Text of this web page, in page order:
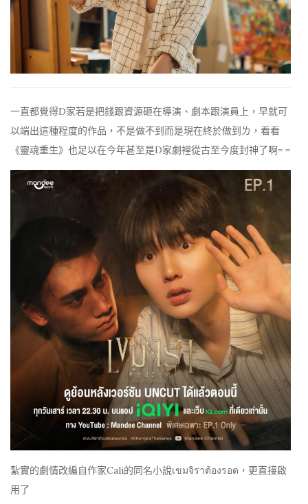
一直都覺得D家若是把錢跟資源砸在導演、劇本跟演員上，早就可
以端出這種程度的作品，不是做不到而是現在終於做到ㄌ，看看
《靈魂重生》也足以在今年甚至是D家劇裡從古至今度封神了啊= =
紮實的劇情改編自作家Cali的同名小說เขมจิราต้องรอด，更直接啟
用了